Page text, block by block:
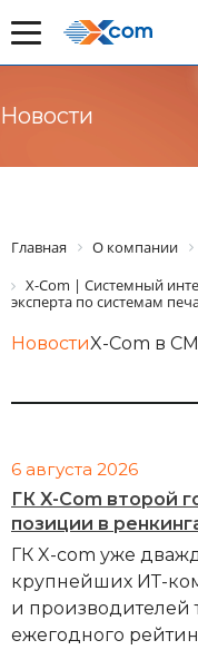
Новости
Главная О компании
X-Com | Системный
эксперта по системам
НовостиX-Com в
6 августа 2026
ГК X-Com второй
позиции в
ГК X-com уже
крупнейших ИТ-
и производителей
ежегодного